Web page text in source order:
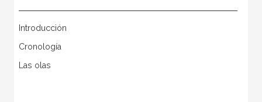
Introducción
Cronología
Las olas